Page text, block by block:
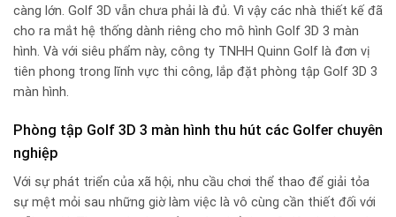
càng lớn. Golf 3D vẫn chưa phải là đủ. Vì vậy các nhà thiết kế đã
cho ra mắt hệ thống dành riêng cho mô hình Golf 3D 3 màn
hình. Và với siêu phẩm này, công ty TNHH Quinn Golf là đơn vị
tiên phong trong lĩnh vực thi công, lắp đặt phòng tập Golf 3D 3
màn hình.
Phòng tập Golf 3D 3 màn hình thu hút các Golfer chuyên
nghiệp
Với sự phát triển của xã hội, nhu cầu chơi thể thao để giải tỏa
sự mệt mỏi sau những giờ làm việc là vô cùng cần thiết đối với